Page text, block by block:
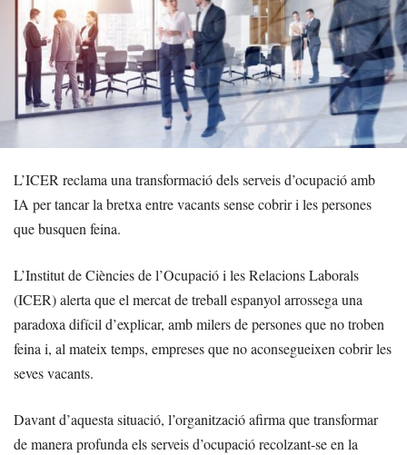
L’ICER reclama una transformació dels serveis d’ocupació amb
IA per tancar la bretxa entre vacants sense cobrir i les persones
que busquen feina.
L’Institut de Ciències de l’Ocupació i les Relacions Laborals
(ICER) alerta que el mercat de treball espanyol arrossega una
paradoxa difícil d’explicar, amb milers de persones que no troben
feina i, al mateix temps, empreses que no aconsegueixen cobrir les
seves vacants.
Davant d’aquesta situació, l’organització afirma que transformar
de manera profunda els serveis d’ocupació recolzant-se en la